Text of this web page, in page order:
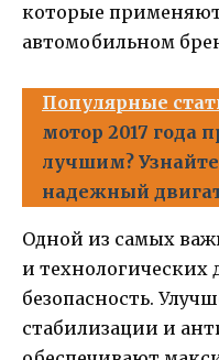
которые
автомобильном
Популярные
мотор 2017 года
лучшим?
надежный
Одной из самых
и технологических
безопасность.
стабилизации и